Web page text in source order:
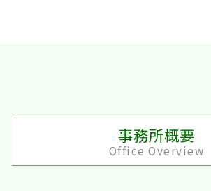
事務所概要
Office Overview